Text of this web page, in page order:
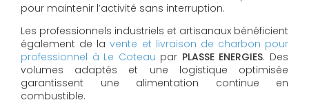
pour maintenir l’activité sans interruption.
Les professionnels industriels et artisanaux bénéficient
également de lavente et livraison de charbon pour
professionnel à Le Coteau par PLASSE ENERGIES. Des
volumes adaptés et une logistique optimisée
garantissent une alimentation continue en
combustible.